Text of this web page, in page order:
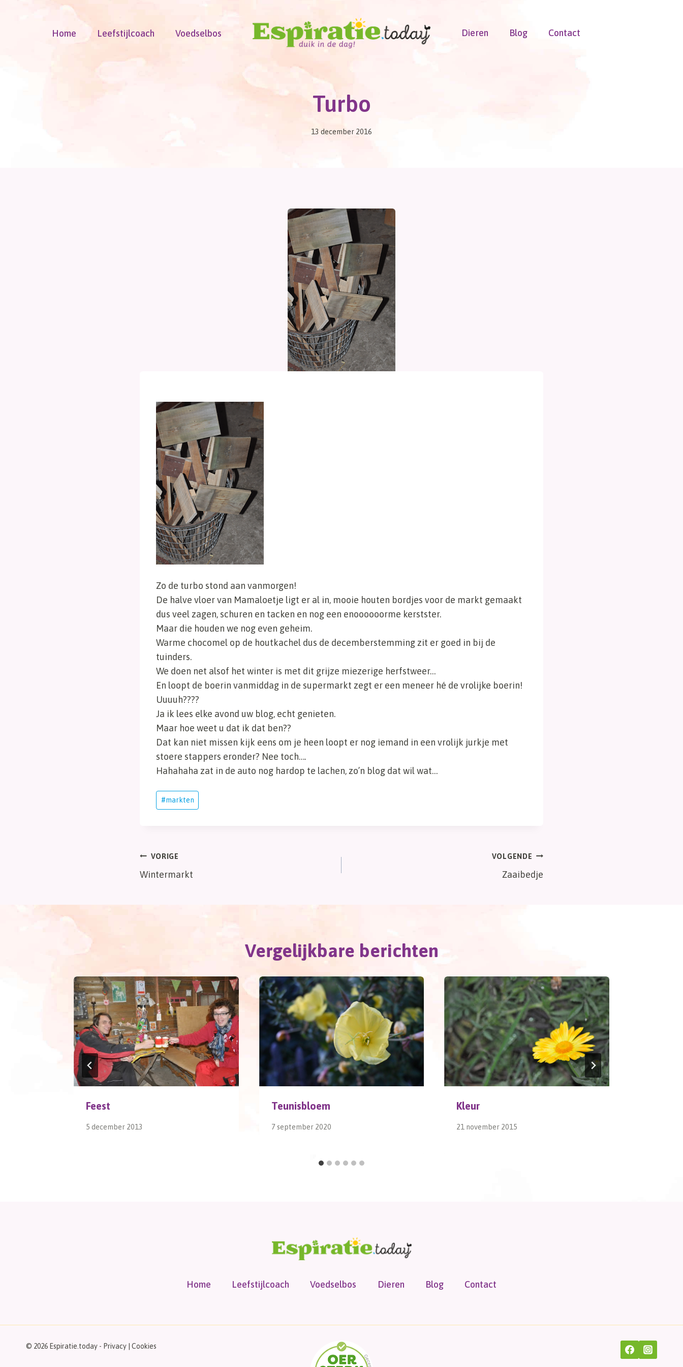
Home Leefstijlcoach Voedselbos Dieren Blog Contact
Turbo
13 december 2016
Zo de turbo stond aan vanmorgen!
De halve vloer van Mamaloetje ligt er al in, mooie houten bordjes voor de markt gemaakt
dus veel zagen, schuren en tacken en nog een enoooooorme kerstster.
Maar die houden we nog even geheim.
Warme chocomel op de houtkachel dus de decemberstemming zit er goed in bij de
tuinders.
We doen net alsof het winter is met dit grijze miezerige herfstweer…
En loopt de boerin vanmiddag in de supermarkt zegt er een meneer hé de vrolijke boerin!
Uuuuh????
Ja ik lees elke avond uw blog, echt genieten.
Maar hoe weet u dat ik dat ben??
Dat kan niet missen kijk eens om je heen loopt er nog iemand in een vrolijk jurkje met
stoere stappers eronder? Nee toch….
Hahahaha zat in de auto nog hardop te lachen, zo’n blog dat wil wat…
Bericht
tags:
#markten
Bericht
VORIGE
Wintermarkt
VOLGENDE
Zaaibedje
Vergelijkbare berichten
Feest
5 december 2013
Teunisbloem
7 september 2020
Kleur
21 november 2015
Home Leefstijlcoach Voedselbos Dieren Blog Contact
© 2026 Espiratie.today - Privacy Cookies